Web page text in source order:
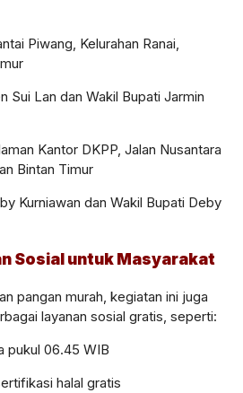
Piwang, Kelurahan Ranai,
Sui Lan dan Wakil Bupati Jarmin
Kantor DKPP, Jalan Nusantara
Bintan Timur
Kurniawan dan Wakil Bupati Deby
Sosial untuk Masyarakat
pangan murah, kegiatan ini juga
layanan sosial gratis , seperti:
pukul 06.45 WIB
halal gratis